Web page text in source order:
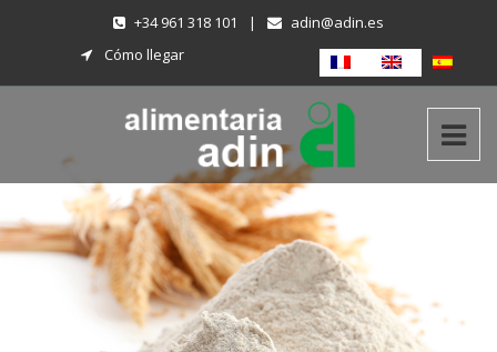
+34 961 318 101 |
adin@adin.es
Cómo llegar